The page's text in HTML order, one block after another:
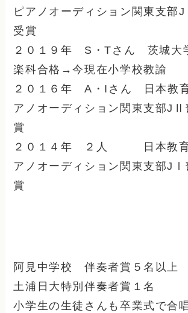
ピアノオーディション関東支部
受賞
２０１９年 S・Tさん 茨城大
楽科合格→今現在小学校教諭
２０１６年 A・Iさん 日本教
アノオーディション関東支部JⅡ
賞
２０１４年 ２人 日本教育
アノオーディション関東支部JⅠ
賞
阿見中学校 伴奏者賞５名以上
土浦日大特別伴奏者賞１名
小学生の生徒さんも卒業式で合